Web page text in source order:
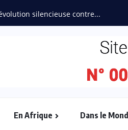
“L’Afrique Couture” en
En Afrique Dans le